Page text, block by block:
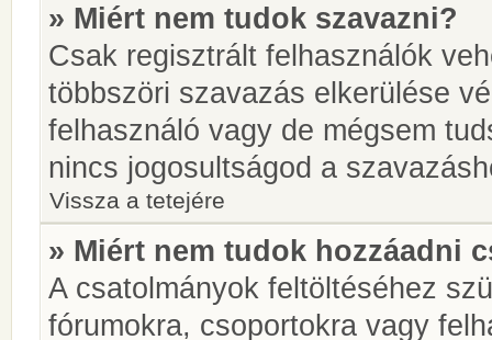
» Miért nem tudok szavazni?
Csak regisztrált felhasználók
többszöri szavazás elkerülése
felhasználó vagy de mégsem
nincs jogosultságod a
Vissza a tetejére
» Miért nem tudok hozzáadni
A csatolmányok feltöltéséhez
fórumokra, csoportokra vagy